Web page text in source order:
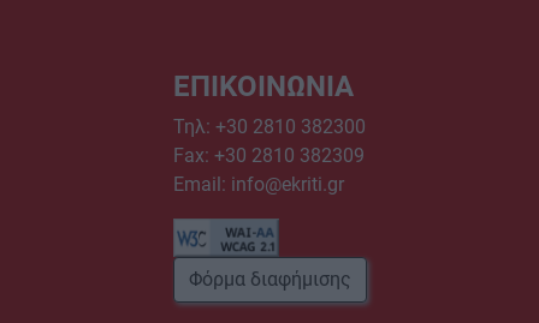
ΕΠΙΚΟΙΝΩΝΙΑ
Τηλ: +30 2810 382300
Fax: +30 2810 382309
Email: info@ekriti.gr
Φόρμα διαφήμισης